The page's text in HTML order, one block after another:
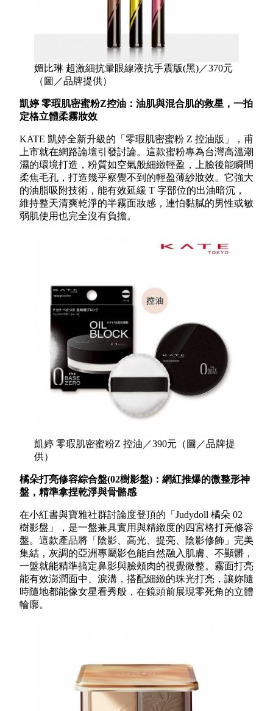
媚比琳 超激細抗暈眼線液抗手震版(黑)／370元
（圖／品牌提供）
凱婷 零瑕肌密蜜粉Z控油：油肌與混合肌的救星，一拍
定格立體柔霧妝效
KATE 凱婷全新升級的「零瑕肌密蜜粉 Z 控油版」，甫
上市就在網路論壇引發討論。這款蜜粉專為台灣高溫潮
濕的環境打造，粉質如空氣般細緻輕盈，上臉後能瞬間
柔焦毛孔，打造幾乎察覺不到的輕盈薄紗妝效。它強大
的油脂吸附技術，能有效延緩 T 字部位的出油暗沉，
維持整天清爽乾淨的半霧面妝感，連怕黏膩的男性或敏
弱肌使用也完全沒有負擔。
凱婷 零瑕肌密蜜粉Z 控油／390元（圖／品牌提
供）
橘朵打亮修容綜合盤(02樹影盤)：網紅推爆的微整形神
盤，精準拿捏乾淨與骨骼感
在小紅書與寶雅社群討論度登頂的「Judydoll 橘朵 02
樹影盤」，是一盤兼具實用與精緻度的四宮格打亮修容
盤。這款產品將「陰影、高光、提亮、陰影修飾」完美
集結，灰調的亞洲專屬影色能自然融入肌膚、不顯髒，
一盤就能精準搞定鼻影與臉頰肉的視覺微整。霧面打亮
能有效澎潤面中、淚溝，搭配細緻的珠光打亮，讓妳隨
時隨地都能像女星看秀般，在鏡頭前展現零死角的立體
輪廓。